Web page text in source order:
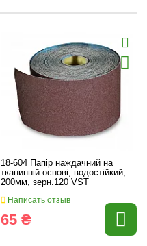
18-604 Папір наждачний на
тканинній основі, водостійкий,
200мм, зерн.120 VST
Написать отзыв
65 ₴